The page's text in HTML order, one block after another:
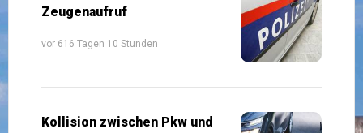
Zeugenaufruf
vor 616 Tagen 10 Stunden
Kollision zwischen Pkw und